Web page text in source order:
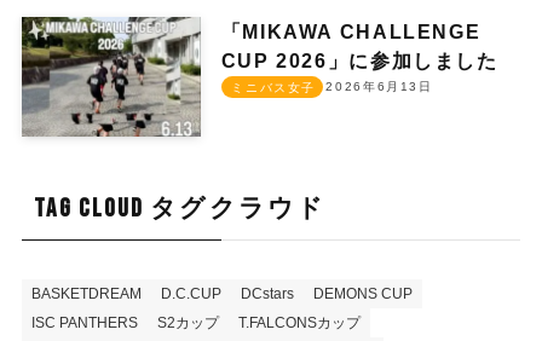
「MIKAWA CHALLENGE
CUP 2026」に参加しました
2026年6月13日
ミニバス女子
TAG CLOUD タグクラウド
BASKETDREAM D.C.CUP DCstars
DEMONS CUP
ISC PANTHERS
S2カップ
T.FALCONSカップ